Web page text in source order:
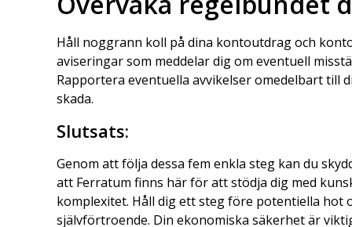
Håll noggrann koll på dina kontoutdrag och
aviseringar som meddelar dig om eventuell
Rapportera eventuella avvikelser omedelbart till
skada.
Slutsats:
Genom att följa dessa fem enkla steg kan du
att Ferratum finns här för att stödja dig med
komplexitet. Håll dig ett steg före potentiella hot
självförtroende. Din ekonomiska säkerhet är